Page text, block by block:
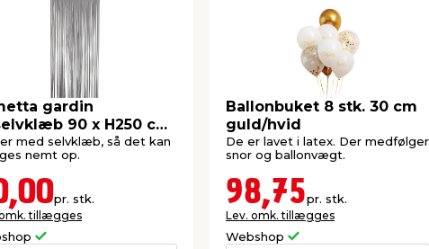
gardin
90 x H250 cm
med selvklæb, så det kan
nemt op.
pr. stk.
tillægges
Ballonbuket 8 stk. 30 cm
guld/hvid
De er lavet i latex. Der medfølger
snor og ballonvægt.
98,75pr. stk.
Lev. omk. tillægges
Webshop